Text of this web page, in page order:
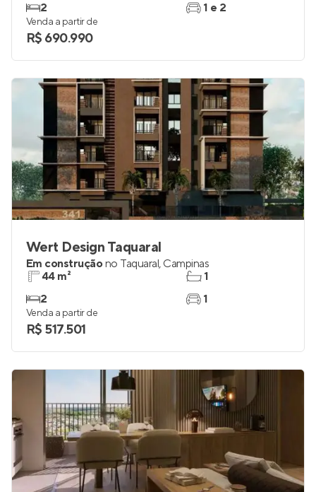
2
1 e 2
Venda a partir de
R$ 690.990
Wert Design Taquaral
Em construçãono Taquaral, Campinas
44 m²
2
1
1
Venda a partir de
R$ 517.501